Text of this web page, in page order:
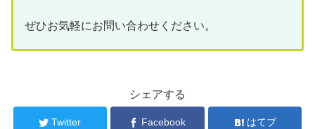
ぜひお気軽にお問い合わせください。
シェアする
Twitter Facebook はてブ